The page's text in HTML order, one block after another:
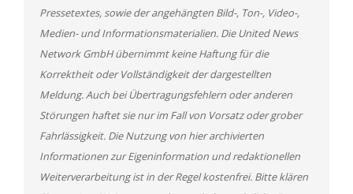
Pressetextes, sowie der angehängten Bild-, Ton-, Video-,
Medien- und Informationsmaterialien. Die United News
Network GmbH übernimmt keine Haftung für die
Korrektheit oder Vollständigkeit der dargestellten
Meldung. Auch bei Übertragungsfehlern oder anderen
Störungen haftet sie nur im Fall von Vorsatz oder grober
Fahrlässigkeit. Die Nutzung von hier archivierten
Informationen zur Eigeninformation und redaktionellen
Weiterverarbeitung ist in der Regel kostenfrei. Bitte klären